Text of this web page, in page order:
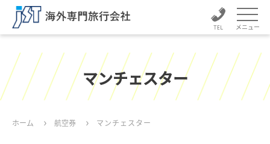
メニュー
マンチェスター
ホーム 航空券 マンチェスター